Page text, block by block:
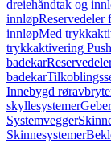
dreiehåndtak og
innløpReservedeler
innløpMed
trykkaktivering
badekar
badekar
Innebygd
skyllesystemer
Systemvegger
Skinnesystemer